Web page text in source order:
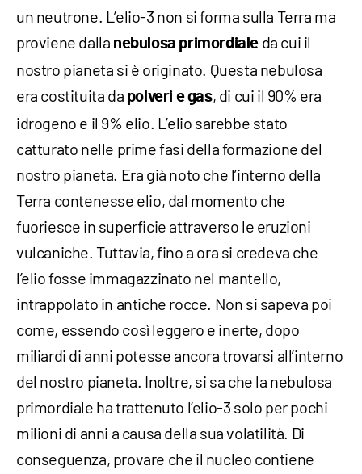
un neutrone. L’elio-3 non si forma sulla Terra ma
proviene dalla nebulosa primordiale da cui il
nostro pianeta si è originato. Questa nebulosa
era costituita da polveri e gas, di cui il 90% era
idrogeno e il 9% elio. L’elio sarebbe stato
catturato nelle prime fasi della formazione del
nostro pianeta. Era già noto che l’interno della
Terra contenesse elio, dal momento che
fuoriesce in superficie attraverso le eruzioni
vulcaniche. Tuttavia, fino a ora si credeva che
l’elio fosse immagazzinato nel mantello,
intrappolato in antiche rocce. Non si sapeva poi
come, essendo così leggero e inerte, dopo
miliardi di anni potesse ancora trovarsi all’interno
del nostro pianeta. Inoltre, si sa che la nebulosa
primordiale ha trattenuto l’elio-3 solo per pochi
milioni di anni a causa della sua volatilità. Di
conseguenza, provare che il nucleo contiene